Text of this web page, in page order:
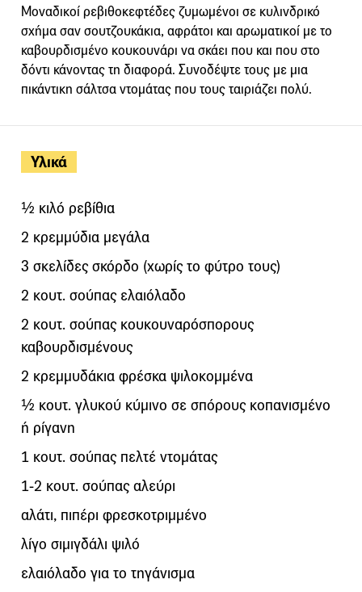
Υλικά
½ κιλό ρεβίθια
2 κρεμμύδια μεγάλα
3 σκελίδες σκόρδο (χωρίς το φύτρο τους)
2 κουτ. σούπας ελαιόλαδο
2 κουτ. σούπας κουκουναρόσπορους
καβουρδισμένους
2 κρεμμυδάκια φρέσκα ψιλοκομμένα
½ κουτ. γλυκού κύμινο σε σπόρους κοπανισμένο
ή ρίγανη
1 κουτ. σούπας πελτέ ντομάτας
1-2 κουτ. σούπας αλεύρι
αλάτι, πιπέρι φρεσκοτριμμένο
λίγο σιμιγδάλι ψιλό
ελαιόλαδο για το τηγάνισμα
Μοναδικοί ρεβιθοκεφτέδες ζυμωμένοι σε κυλινδρικό
σχήμα σαν σουτζουκάκια, αφράτοι και αρωματικοί με το
καβουρδισμένο κουκουνάρι να σκάει που και που στο
δόντι κάνοντας τη διαφορά. Συνοδέψτε τους με μια
πικάντικη σάλτσα ντομάτας που τους ταιριάζει πολύ.